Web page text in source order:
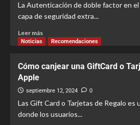
La Autenticación de doble factor en
capa de seguridad extra...
Leer más
Noticias Recomendaciones
Cómo canjear una GiftCard o
Apple
septiembre 12, 2024 0
Las Gift Card o Tarjetas de Regalo es
donde los usuarios...